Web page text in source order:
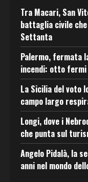
Tra Macari, San
battaglia civile
Settanta
Palermo, fermata
incendi: otto fermi
La Sicilia del voto
campo largo
Longi, dove i
che punta sul
Angelo Pidalà, la
anni nel mondo